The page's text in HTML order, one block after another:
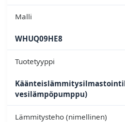
Malli
WHUQ09HE8
Tuotetyyppi
vesilämpöpumppu)
Lämmitysteho (nimellinen)